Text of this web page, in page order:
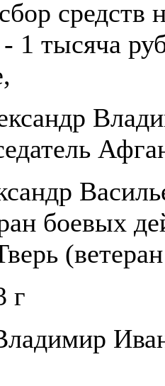
средств
1 тысяча
боевых
г